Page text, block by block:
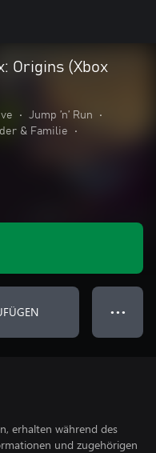
Origins (Xbox
• Jump ’n’ Run
•
& Familie
•
● ● ●
erhalten während des
und zugehörigen